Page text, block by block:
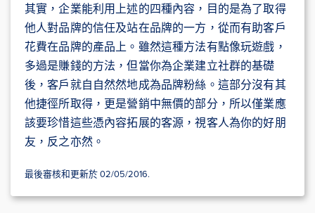
其實，企業能利用上述的四種內容，目的是為了取得
他人對品牌的信任及站在品牌的一方，從而有助客戶
花費在品牌的產品上。雖然這種方法有點像玩遊戲，
多過是賺錢的方法，但當你為企業建立社群的基礎
後，客戶就自自然然地成為品牌粉絲。這部分沒有其
他捷徑所取得，更是營銷中無價的部分，所以僅業應
該要珍惜這些憑內容拓展的客源，視客人為你的好朋
友，反之亦然。
最後審核和更新於 02/05/2016.